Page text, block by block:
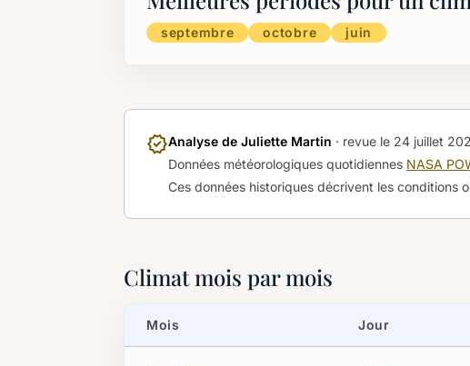
septembre octobre juin
verifiedAnalyse de Juliette Martin · revue le 24 juillet
Données météorologiques quotidiennes NASA
Ces données historiques décrivent les conditions
Climat mois par mois
Mois Jour